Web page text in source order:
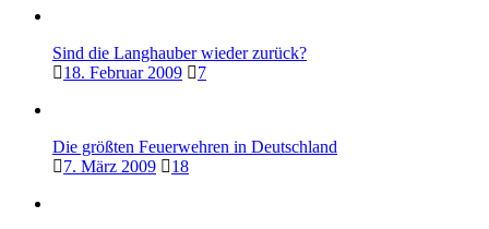
Sind die Langhauber wieder zurück?
18. Februar 2009
7
Die größten Feuerwehren in Deutschland
7. März 2009
18